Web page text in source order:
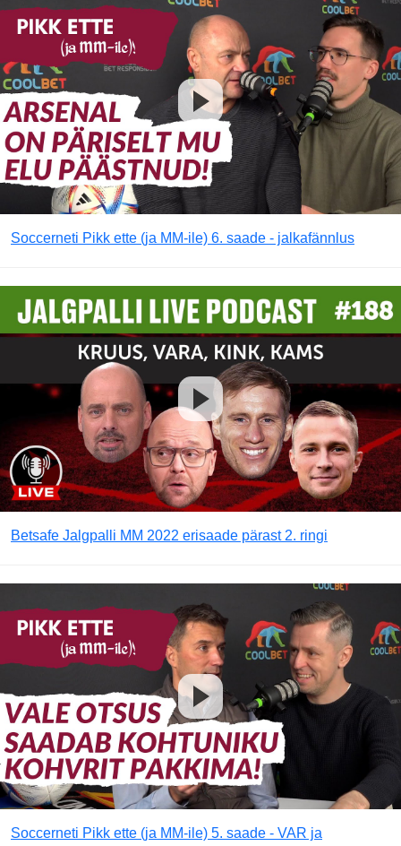
Soccerneti Pikk ette (ja MM-ile) 6. saade - jalkafännlus
Betsafe Jalgpalli MM 2022 erisaade pärast 2. ringi
Soccerneti Pikk ette (ja MM-ile) 5. saade - VAR ja